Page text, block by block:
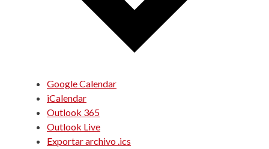
Google Calendar
iCalendar
Outlook 365
Outlook Live
Exportar archivo .ics